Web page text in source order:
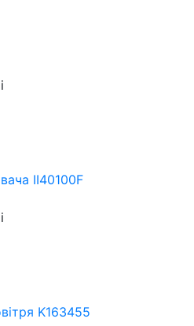
II40100F
K163455